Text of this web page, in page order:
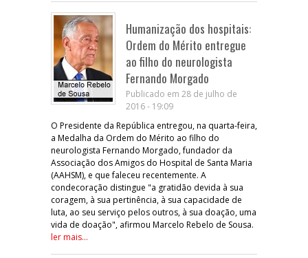
Humanização dos hospitais:
Ordem do Mérito entregue
ao filho do neurologista
Fernando Morgado
Publicado em 28 de julho de
2016 - 19:09
O Presidente da República entregou, na quarta-feira,
a Medalha da Ordem do Mérito ao filho do
neurologista Fernando Morgado, fundador da
Associação dos Amigos do Hospital de Santa Maria
(AAHSM), e que faleceu recentemente. A
condecoração distingue "a gratidão devida à sua
coragem, à sua pertinência, à sua capacidade de
luta, ao seu serviço pelos outros, à sua doação, uma
vida de doação", afirmou Marcelo Rebelo de Sousa.
ler mais...